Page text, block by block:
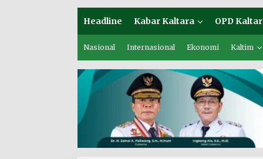
Headline Kabar Kaltara OPD
Nasional Internasional Ekonomi Kaltim